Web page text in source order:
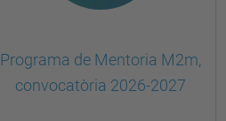
Programa de Mentoria M2m,
convocatòria 2026-2027